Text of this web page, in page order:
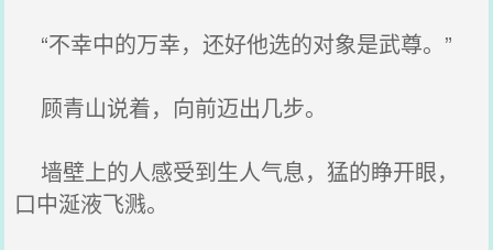
“不幸中的万幸，还好他选的对象是武尊。”
顾青山说着，向前迈出几步。
墙壁上的人感受到生人气息，猛的睁开眼，
口中涎液飞溅。